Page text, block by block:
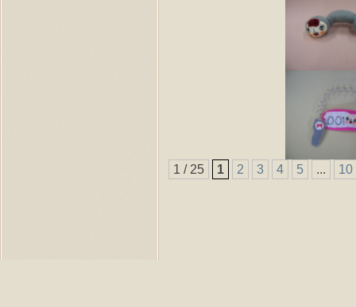
1 / 25 1 2 3 4 5 ... 10